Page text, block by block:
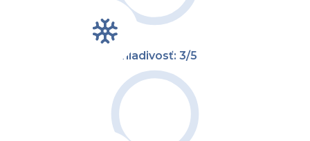
Chladivosť: 3/5